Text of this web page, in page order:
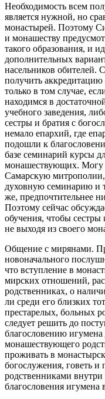
Необходимость всем
является нужной, но
монастырей. Поэтому
и монашеству
такого образования, и
дополнительных
насельников обителей.
получить
только в том случае,
находимся в
учебного заведения,
сестры и братия с
немало епархий, где
подошли к
базе семинарий курсы
монашествующих. Могу
Самарскую митрополии,
духовную семинарию и
же, предпочтительнее
Поэтому сейчас
обучения, чтобы сестры
не выходя из своего
Общение с мирянами.
новоначального
что вступление в
мирских отношений,
родственниках, о
ли среди его близких
престарелых, больных
следует решить до
благословению
монашествующего
проживать в
богослужения, говеть и
родственниками
благословения игумена